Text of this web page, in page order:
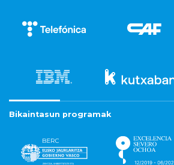
Bikaintasun programak